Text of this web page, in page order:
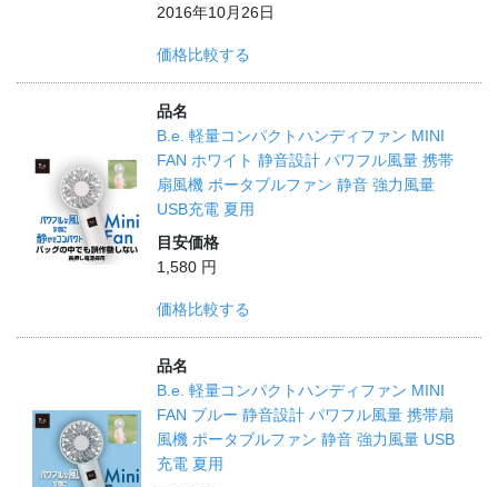
2016年10月26日
価格比較する
品名
B.e. 軽量コンパクトハンディファン MINI
FAN ホワイト 静音設計 パワフル風量 携帯
扇風機 ポータブルファン 静音 強力風量
USB充電 夏用
目安価格
1,580 円
価格比較する
品名
B.e. 軽量コンパクトハンディファン MINI
FAN ブルー 静音設計 パワフル風量 携帯扇
風機 ポータブルファン 静音 強力風量 USB
充電 夏用